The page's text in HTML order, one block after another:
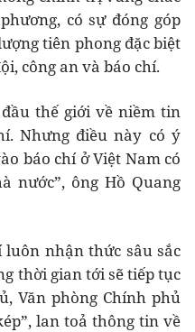
có sự đóng góp
tiên phong đặc biệt
công an và báo chí.
thế giới về niềm tin
Nhưng điều này có ý
báo chí ở Việt Nam có
nước”, ông Hồ Quang
nhận thức sâu sắc
thời gian tới sẽ tiếp tục
Văn phòng Chính phủ
lan toả thông tin về